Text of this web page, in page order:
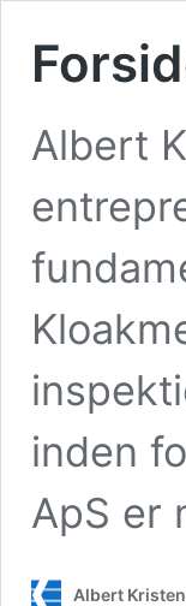
Albert
inden
ApS er
Albert